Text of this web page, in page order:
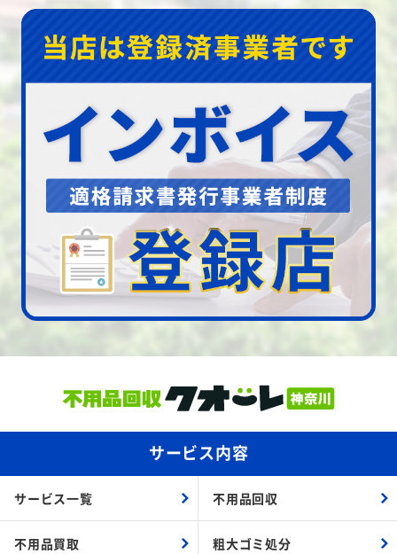
サービス内容
サービス一覧 不用品回収
不用品買取 粗大ゴミ処分